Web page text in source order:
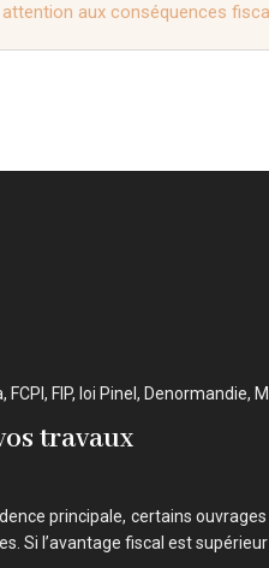
aux conséquences
FIP, loi Pinel,
travaux
principale, certains
Si l’avantage fiscal est